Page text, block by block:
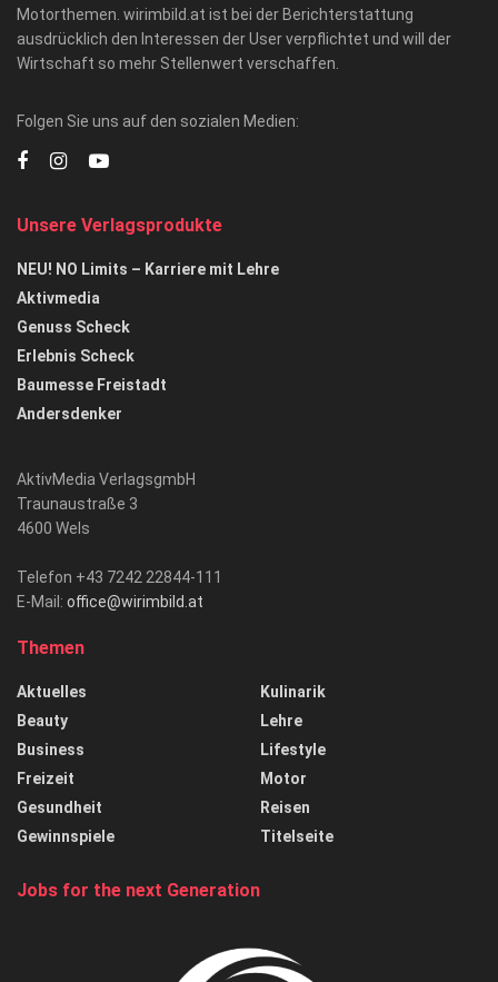
Motorthemen. wirimbild.at ist bei der Berichterstattung
ausdrücklich den Interessen der User verpflichtet und will der
Wirtschaft so mehr Stellenwert verschaffen.
Folgen Sie uns auf den sozialen Medien:
Unsere Verlagsprodukte
NEU! NO Limits – Karriere mit Lehre
Aktivmedia
Genuss Scheck
Erlebnis Scheck
Baumesse Freistadt
Andersdenker
AktivMedia VerlagsgmbH
Traunaustraße 3
4600 Wels
Telefon +43 7242 22844-111
E-Mail: office@wirimbild.at
Themen
Aktuelles
Beauty
Business
Freizeit
Gesundheit
Gewinnspiele
Kulinarik
Lehre
Lifestyle
Motor
Reisen
Titelseite
Jobs for the next Generation